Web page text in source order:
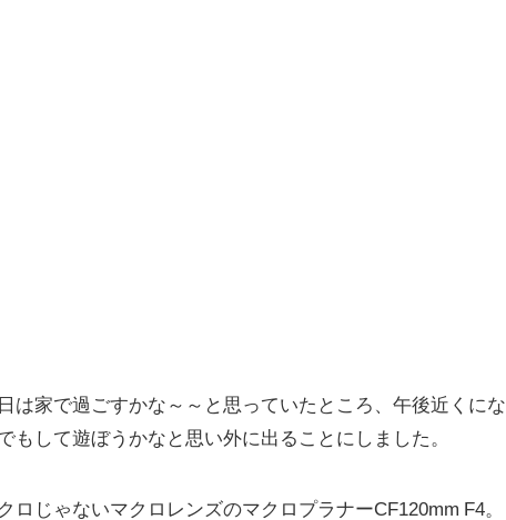
は家で過ごすかな～～と思っていたところ、午後近くにな
もして遊ぼうかなと思い外に出ることにしました。
じゃないマクロレンズのマクロプラナーCF120mm F4。